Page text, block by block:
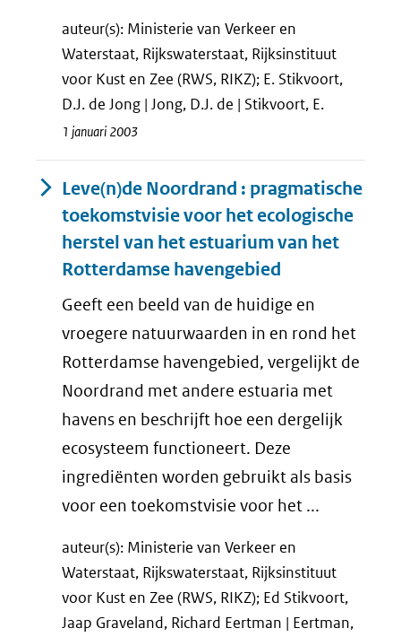
auteur(s): Ministerie van Verkeer en
Waterstaat, Rijkswaterstaat, Rijksinstituut
voor Kust en Zee (RWS, RIKZ); E. Stikvoort,
D.J. de Jong | Jong, D.J. de | Stikvoort, E.
1 januari 2003
Leve(n)de Noordrand : pragmatische
toekomstvisie voor het ecologische
herstel van het estuarium van het
Rotterdamse havengebied
Geeft een beeld van de huidige en
vroegere natuurwaarden in en rond het
Rotterdamse havengebied, vergelijkt de
Noordrand met andere estuaria met
havens en beschrijft hoe een dergelijk
ecosysteem functioneert. Deze
ingrediënten worden gebruikt als basis
voor een toekomstvisie voor het ...
auteur(s): Ministerie van Verkeer en
Waterstaat, Rijkswaterstaat, Rijksinstituut
voor Kust en Zee (RWS, RIKZ); Ed Stikvoort,
Jaap Graveland, Richard Eertman | Eertman,